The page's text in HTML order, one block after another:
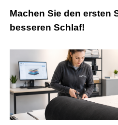
Machen Sie den ersten
besseren Schlaf!